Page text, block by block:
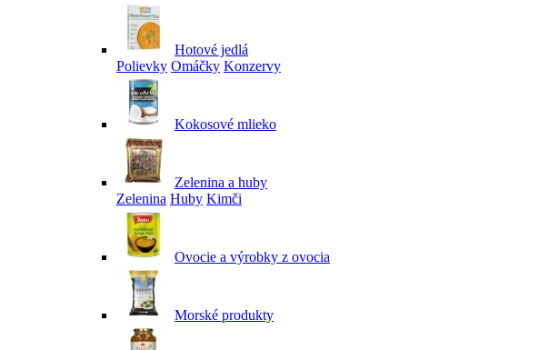
Hotové jedlá
Polievky Omáčky Konzervy
Kokosové mlieko
Zelenina a huby
Zelenina Huby Kimči
Ovocie a výrobky z ovocia
Morské produkty